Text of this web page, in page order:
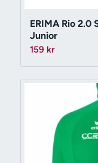
ERIMA Rio 2.0
Junior
159 kr